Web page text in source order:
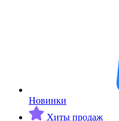
Новинки
Хиты продаж